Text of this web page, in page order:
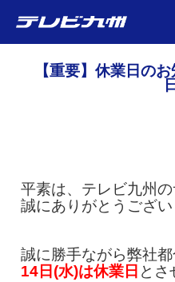
【重要】休業日の
平素は、テレビ九州
誠にありがとうござい
誠に勝手ながら弊社
14日(水)は休業日 とさ